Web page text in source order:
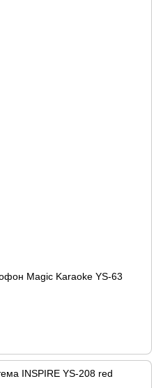
Magic Karaoke YS-63